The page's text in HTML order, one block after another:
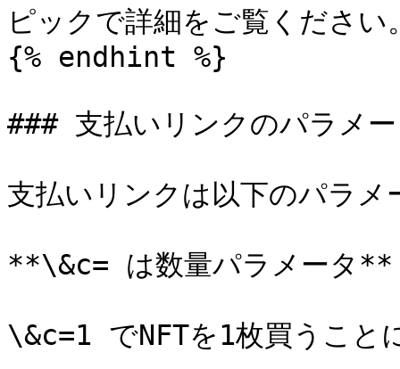
ピックで詳細をご覧ください
{% endhint %}
### 支払いリンクのパラメ
支払いリンクは以下のパラメ
**\&c= は数量パラメータ**
\&c=1 でNFTを1枚買うこと